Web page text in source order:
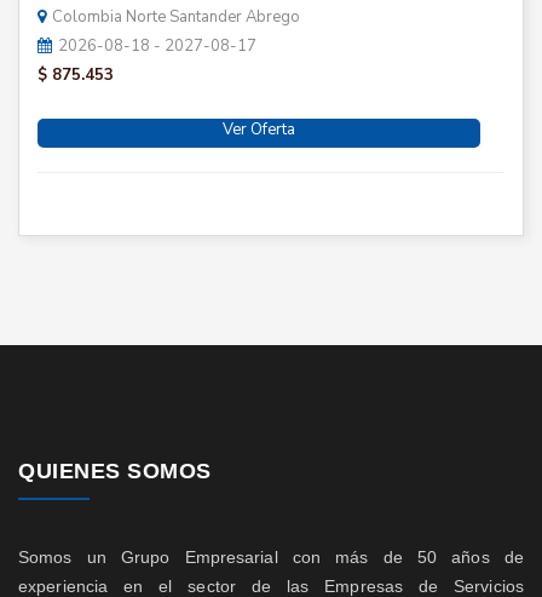
Colombia Norte Santander Abrego
2026-08-18 - 2027-08-17
$ 875.453
Ver Oferta
QUIENES SOMOS
Somos un Grupo Empresarial con más de 50 años de
experiencia en el sector de las Empresas de Servicios